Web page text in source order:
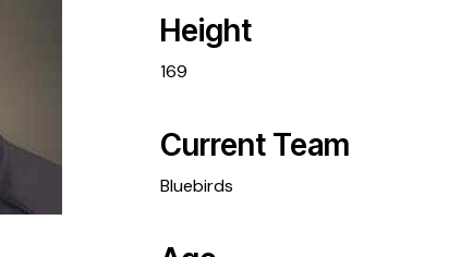
Height
169
Current Team
Bluebirds